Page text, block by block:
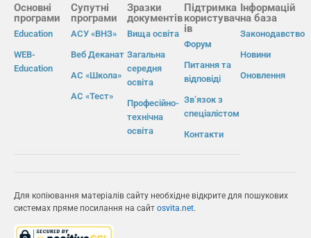
Основні
програми
Education
WEB-
Education
Супутні
програми
АСУ «ВНЗ»
Веб Деканат
АС «Школа»
АС «Тест»
Зразки
документів
Вища освіта
Загальна
середня
освіта
Професійно-
технічна
освіта
Підтримка
користувач
ів
Форум
Питання та
відповіді
Зв’язок з
спеціалістом
Контакти
Інформацій
на база
Законодавство
Новини
Оновлення
Для копіювання матеріалів сайту необхідне відкрите для пошукових
системах пряме посилання на сайт osvita.net.